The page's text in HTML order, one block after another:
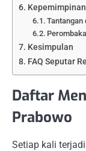
Tantangan
Kesimpulan
FAQ Seputar
Daftar
Prabowo
Setiap kali terjadi